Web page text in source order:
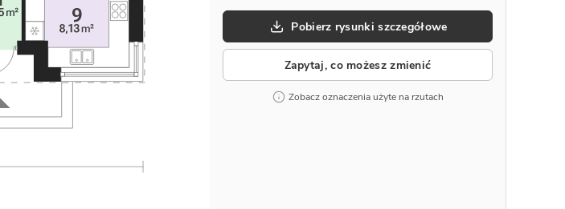
Pobierz rysunki szczegółowe
Zapytaj, co możesz zmienić
Zobacz oznaczenia użyte na rzutach